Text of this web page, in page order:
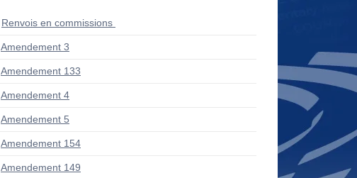
Renvois en commissions
Amendement 3
Amendement 133
Amendement 4
Amendement 5
Amendement 154
Amendement 149